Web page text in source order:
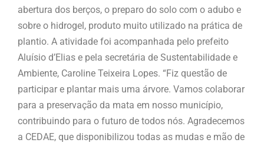
abertura dos berços, o preparo do solo com o adubo e
sobre o hidrogel, produto muito utilizado na prática de
plantio. A atividade foi acompanhada pelo prefeito
Aluísio d’Elias e pela secretária de Sustentabilidade e
Ambiente, Caroline Teixeira Lopes. “Fiz questão de
participar e plantar mais uma árvore. Vamos colaborar
para a preservação da mata em nosso município,
contribuindo para o futuro de todos nós. Agradecemos
a CEDAE, que disponibilizou todas as mudas e mão de